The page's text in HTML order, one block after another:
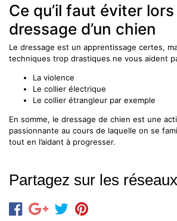
Ce qu’il faut éviter
dressage d’un chien
Le dressage est un apprentissage certes,
techniques trop drastiques ne vous aident
La violence
Le collier électrique
Le collier étrangleur par exemple
En somme, le dressage de chien est une
passionnante au cours de laquelle on se
tout en l’aidant à progresser.
Partagez sur les